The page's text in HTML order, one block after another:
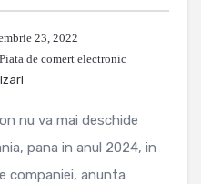
23, 2022
Piata de comert electronic
nu va mai deschide
pana in anul 2024, in
companiei, anunta